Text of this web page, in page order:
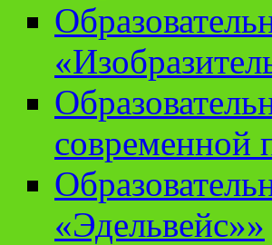
современной
«Эдельвейс»»